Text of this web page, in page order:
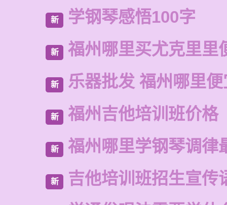
新 学钢琴感悟100字
新 福州哪里买尤克里里
新 乐器批发 福州哪里
新 福州吉他培训班价格
新 福州哪里学钢琴调律
新
吉他培训班招生宣传